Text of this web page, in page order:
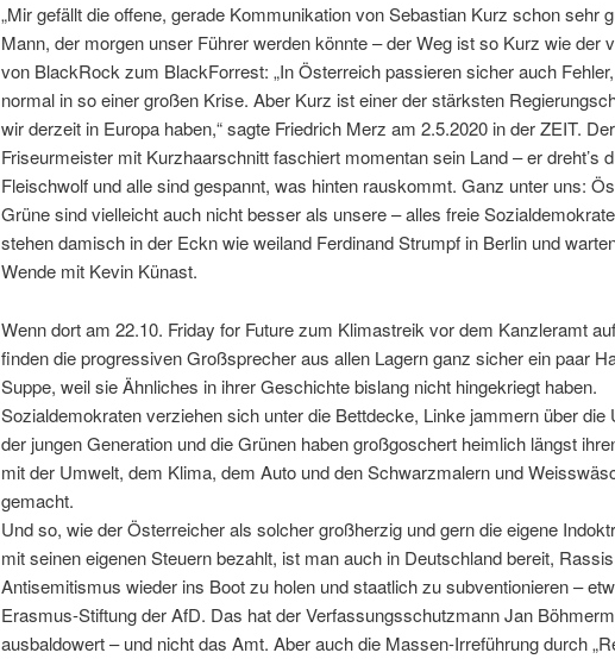
„Mir gefällt die offene, gerade Kommunikation von Sebastian Kurz schon sehr
Mann, der morgen unser Führer werden könnte – der Weg ist so Kurz wie der
von BlackRock zum BlackForrest: „In Österreich passieren sicher auch
normal in so einer großen Krise. Aber Kurz ist einer der stärksten
wir derzeit in Europa haben,“ sagte Friedrich Merz am 2.5.2020 in der ZEIT.
Friseurmeister mit Kurzhaarschnitt faschiert momentan sein Land – er dreht’s
Fleischwolf und alle sind gespannt, was hinten rauskommt. Ganz unter uns:
Grüne sind vielleicht auch nicht besser als unsere – alles freie
stehen damisch in der Eckn wie weiland Ferdinand Strumpf in Berlin und
Wende mit Kevin Künast.
Wenn dort am 22.10. Friday for Future zum Klimastreik vor dem Kanzleramt
finden die progressiven Großsprecher aus allen Lagern ganz sicher ein paar
Suppe, weil sie Ähnliches in ihrer Geschichte bislang nicht hingekriegt haben.
Sozialdemokraten verziehen sich unter die Bettdecke, Linke jammern über die
der jungen Generation und die Grünen haben großgoschert heimlich längst
mit der Umwelt, dem Klima, dem Auto und den Schwarzmalern und
gemacht.
Und so, wie der Österreicher als solcher großherzig und gern die eigene
mit seinen eigenen Steuern bezahlt, ist man auch in Deutschland bereit,
Antisemitismus wieder ins Boot zu holen und staatlich zu subventionieren –
Erasmus-Stiftung der AfD. Das hat der Verfassungsschutzmann Jan
ausbaldowert – und nicht das Amt. Aber auch die Massen-Irreführung durch